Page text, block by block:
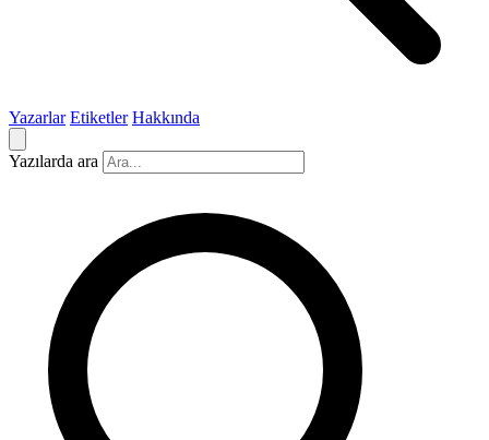
Yazarlar Etiketler Hakkında
Yazılarda ara